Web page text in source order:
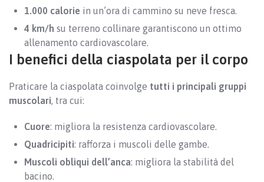
1.000 calorie in un’ora di cammino su neve fresca.
4 km/h su terreno collinare garantiscono un ottimo
allenamento cardiovascolare.
I benefici della ciaspolata per il corpo
Praticare la ciaspolata coinvolge tutti i principali gruppi
muscolari, tra cui:
Cuore: migliora la resistenza cardiovascolare.
Quadricipiti: rafforza i muscoli delle gambe.
Muscoli obliqui dell’anca: migliora la stabilità del
bacino.